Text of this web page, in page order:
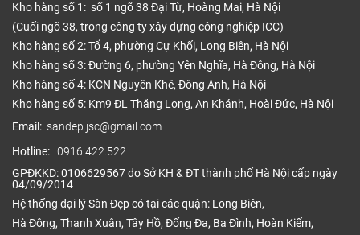
Kho hàng số 1: số 1 ngõ 38 Đại Từ, Hoàng Mai, Hà Nội
(Cuối ngõ 38, trong công ty xây dựng công nghiệp ICC)
Kho hàng số 2: Tổ 4, phường Cự Khối, Long Biên, Hà Nội
Kho hàng số 3: Đường 6, phường Yên Nghĩa, Hà Đông, Hà Nội
Kho hàng số 4: KCN Nguyên Khê, Đông Anh, Hà Nội
Kho hàng số 5: Km9 ĐL Thăng Long, An Khánh, Hoài Đức, Hà Nội
Email: sandep.jsc@gmail.com
Hotline: 0916.422.522
GPĐKKD: 0106629567 do Sở KH & ĐT thành phố Hà Nội cấp ngày
04/09/2014
Hệ thống đại lý Sàn Đẹp có tại các quận: Long Biên,
Hà Đông, Thanh Xuân, Tây Hồ, Đống Đa, Ba Đình, Hoàn Kiếm,